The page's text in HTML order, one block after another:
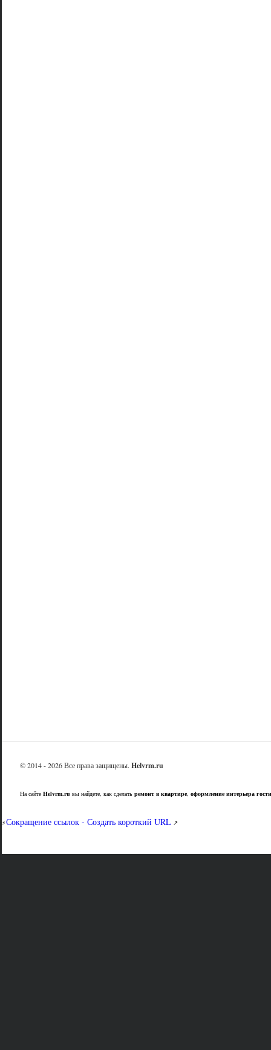
© 2014 - 2026 Все права защищены. Helvrm.ru
На сайте Helvrm.ru вы найдете, как сделать ремонт в квартире, оформление интерьера
⚡Сокращение ссылок - Создать короткий URL↗